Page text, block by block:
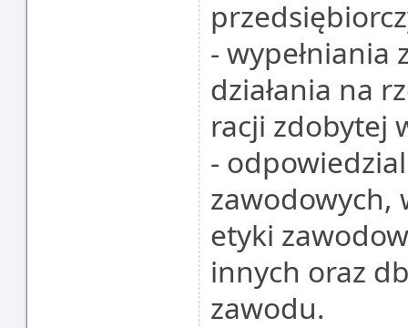
- wypełniania
działania na
racji zdobytej
-
zawodowych,
etyki
innych oraz
zawodu.